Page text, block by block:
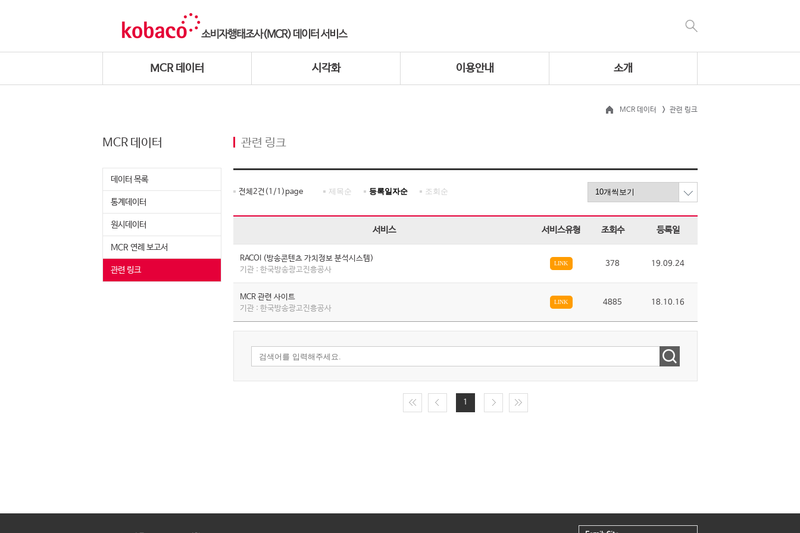
MCR 데이터 시각화 이용안내 소개
MCR 데이터 관련 링크
MCR 데이터
데이터 목록
통계데이터
원시데이터
MCR 연례 보고서
관련 링크
관련 링크
전체 2건(1 /1 )page 제목순 등록일자순 조회순
서비스 서비스유형 조회수 등록일
RACOI (방송콘텐츠 가치정보 분석시스템)
기관 : 한국방송광고진흥공사
LINK 378 19.09.24
MCR 관련 사이트
기관 : 한국방송광고진흥공사
LINK 4885 18.10.16
1